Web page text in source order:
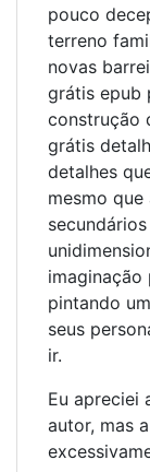
pouco
terreno
novas
grátis epub
construção
grátis
detalhes
mesmo
pintando
seus
ir.
Eu apreciei
autor, mas